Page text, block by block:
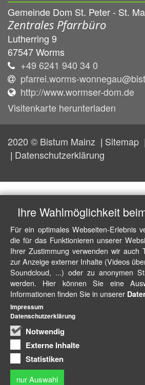
Gemeinde Dom St. Peter - St.
Zentrales Pfarrbüro
Lutherring 9
67547Worms
+49 6241 940 34 0
pfarrei.worms-
http://www.wormser-dom.de
Visitenkarte herunterladen
2020 © Bistum Mainz Sitemap
Datenschutzerklärung
Ihre Wahlmöglichkeit
Für ein optimales Webseiten-Erlebnis
die für das Funktionieren unserer
Ihrer Zustimmung verwenden wir auch
zur Anzeige externer Inhalte (Videos
Soundcloud, ...) oder zu anonymen
werden. Hier können Sie eine
Informationen finden Sie in unserer
Notwendig
Externe Inhalte
Statistiken
nur Auswahl
Impressum
Datenschutzerklärung